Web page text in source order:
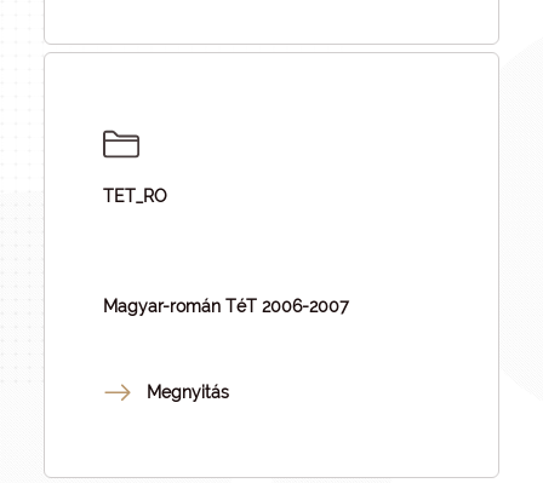
TET_RO
Magyar-román TéT 2006-2007
Megnyitás